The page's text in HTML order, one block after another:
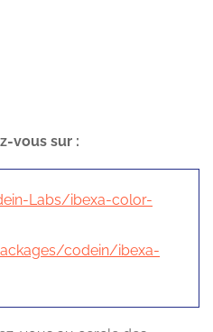
vous sur :
Labs/ibexa-color-
codein/ibexa-